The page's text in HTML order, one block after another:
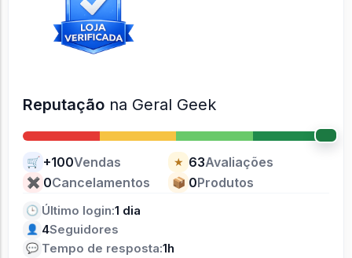
Reputação na Geral Geek
🛒 +100Vendas ★ 63Avaliações
✖ 0Cancelamentos 📦 0Produtos
🕒 Último login:1 dia
👤 4Seguidores
💬 Tempo de resposta:1h